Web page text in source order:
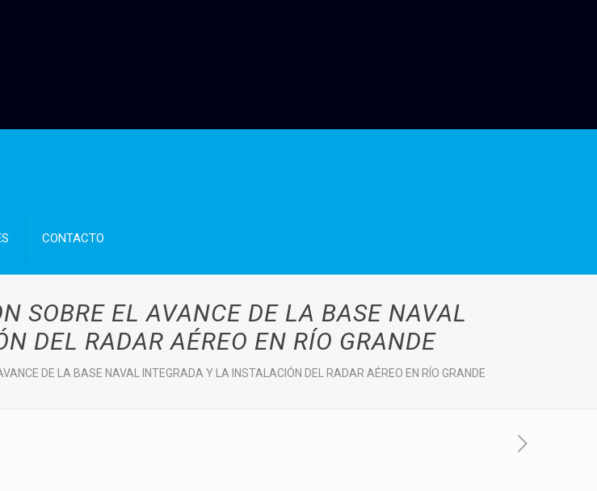
CONTACTO
SOBRE EL AVANCE DE LA BASE NAVAL
DEL RADAR AÉREO EN RÍO GRANDE
DE LA BASE NAVAL INTEGRADA Y LA INSTALACIÓN DEL RADAR AÉREO EN RÍO GRANDE